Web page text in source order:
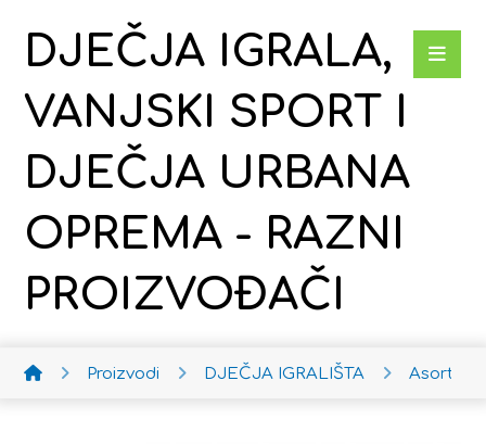
DJEČJA IGRALA,
VANJSKI SPORT I
DJEČJA URBANA
OPREMA - RAZNI
PROIZVOĐAČI
Proizvodi DJEČJA IGRALIŠTA